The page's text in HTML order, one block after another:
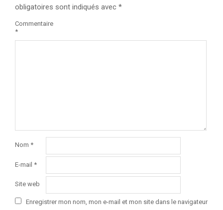
obligatoires sont indiqués avec *
Commentaire
*
Nom *
E-mail *
Site web
Enregistrer mon nom, mon e-mail et mon site dans le navigateur